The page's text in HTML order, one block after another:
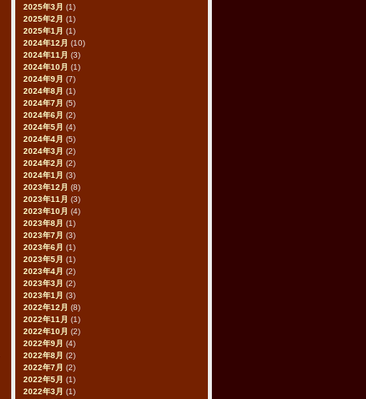
2025年3月 (1)
2025年2月 (1)
2025年1月 (1)
2024年12月 (10)
2024年11月 (3)
2024年10月 (1)
2024年9月 (7)
2024年8月 (1)
2024年7月 (5)
2024年6月 (2)
2024年5月 (4)
2024年4月 (5)
2024年3月 (2)
2024年2月 (2)
2024年1月 (3)
2023年12月 (8)
2023年11月 (3)
2023年10月 (4)
2023年8月 (1)
2023年7月 (3)
2023年6月 (1)
2023年5月 (1)
2023年4月 (2)
2023年3月 (2)
2023年1月 (3)
2022年12月 (8)
2022年11月 (1)
2022年10月 (2)
2022年9月 (4)
2022年8月 (2)
2022年7月 (2)
2022年5月 (1)
2022年3月 (1)